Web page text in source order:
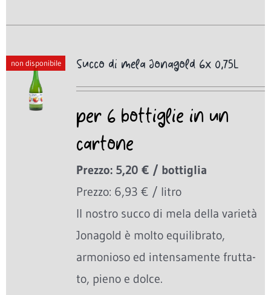
non disponibile Succo di mela Jonagold 6x 0,75L
per 6 bottiglie in un
cartone
Prezzo: 5,20 € / bottiglia
Prezzo: 6,93 € / litro
Il nostro succo di mela della varietà
Jonagold è molto equilibrato,
armonioso ed intensamente frutta-
to, pieno e dolce.